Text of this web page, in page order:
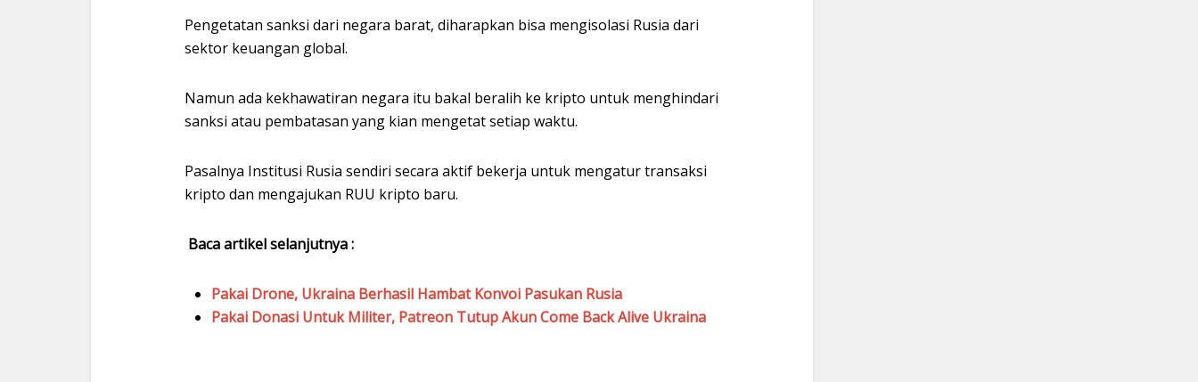
Pengetatan sanksi dari negara barat, diharapkan bisa mengisolasi Rusia dari
sektor keuangan global.
Namun ada kekhawatiran negara itu bakal beralih ke kripto untuk menghindari
sanksi atau pembatasan yang kian mengetat setiap waktu.
Pasalnya Institusi Rusia sendiri secara aktif bekerja untuk mengatur transaksi
kripto dan mengajukan RUU kripto baru.
Baca artikel selanjutnya :
Pakai Drone, Ukraina Berhasil Hambat Konvoi Pasukan Rusia
Pakai Donasi Untuk Militer, Patreon Tutup Akun Come Back Alive Ukraina